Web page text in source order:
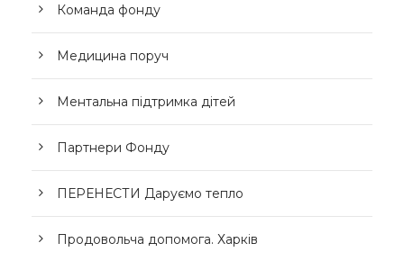
Команда фонду
Медицина поруч
Ментальна підтримка дітей
Партнери Фонду
ПЕРЕНЕСТИ Даруємо тепло
Продовольча допомога. Харків